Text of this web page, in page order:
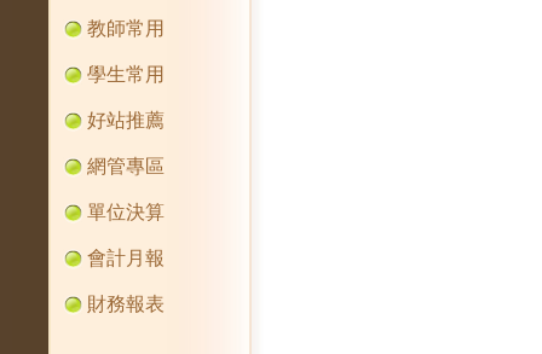
教師常用
學生常用
好站推薦
網管專區
單位決算
會計月報
財務報表